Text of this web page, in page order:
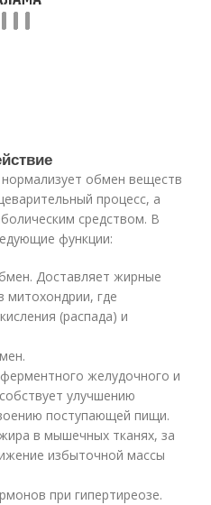
обмен веществ
процесс, а
средством. В
функции:
Доставляет жирные
митохондрии, где
(распада) и
желудочного и
улучшению
поступающей пищи.
в мышечных тканях, за
избыточной массы
при гипертиреозе.